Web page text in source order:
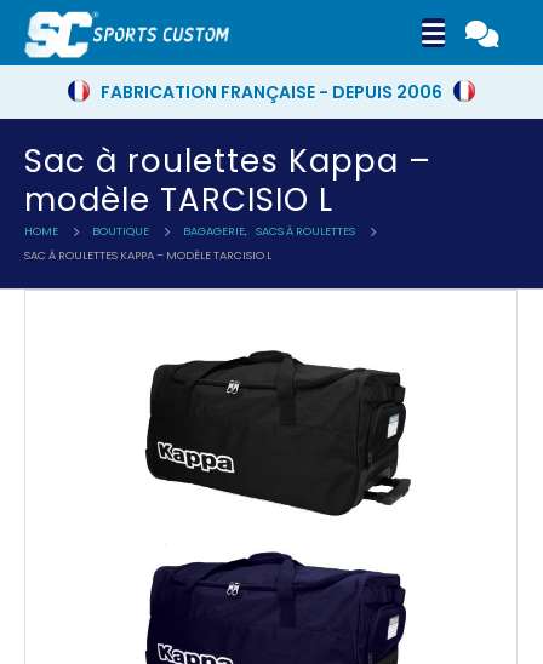
FABRICATION FRANÇAISE - DEPUIS 2006
Sac à roulettes Kappa –
modèle TARCISIO L
HOME BOUTIQUE BAGAGERIE, SACS À ROULETTES
SAC À ROULETTES KAPPA – MODÈLE TARCISIO L